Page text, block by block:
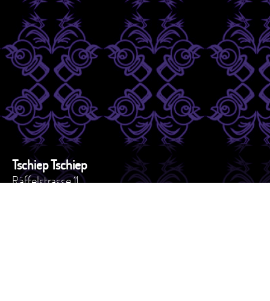
Tschiep Tschiep
Räffelstrasse 11